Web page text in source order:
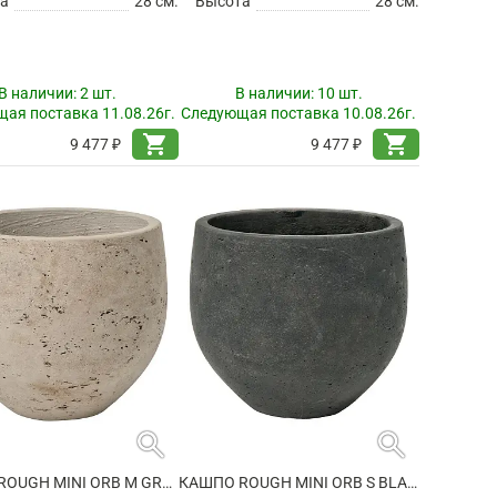
наличии:2 шт.
поставка 11.08.26г.
9 477 ₽
shopping_cart
В наличии: 10 шт.
Следующая поставка 10.08.26г.
9 477 ₽
shopping_cart
search
КАШПО ROUGH MINI ORB M GREY WASHED
search
КАШПО ROUGH MINI ORB S BLACK WASHED